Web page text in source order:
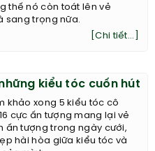
thế nó còn toát lên vẻ
sang trọng nữa.
[Chi tiết...]
kiểu tóc cuốn hút
khảo xong 5 kiểu tóc cô
cực ấn tượng mang lại vẻ
ấn tượng trong ngày cưới,
hài hòa giữa kiểu tóc và